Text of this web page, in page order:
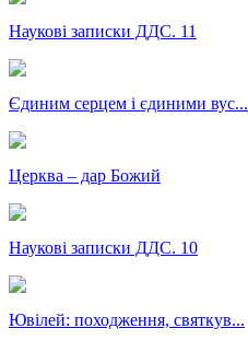
Наукові записки ДДС. 11
Єдиним серцем і єдиними вус...
Церква – дар Божий
Наукові записки ДДС. 10
Ювілей: походження, святкув...